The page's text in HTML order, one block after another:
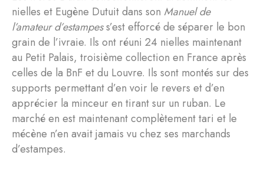
nielles et Eugène Dutuit dans son Manuel de
l’amateur d’estampess’est efforcé de séparer le bon
grain de l’ivraie. Ils ont réuni 24 nielles maintenant
au Petit Palais, troisième collection en France après
celles de la BnF et du Louvre. Ils sont montés sur des
supports permettant d’en voir le revers et d’en
apprécier la minceur en tirant sur un ruban. Le
marché en est maintenant complètement tari et le
mécène n’en avait jamais vu chez ses marchands
d’estampes.